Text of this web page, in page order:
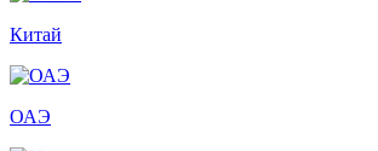
Китай
ОАЭ